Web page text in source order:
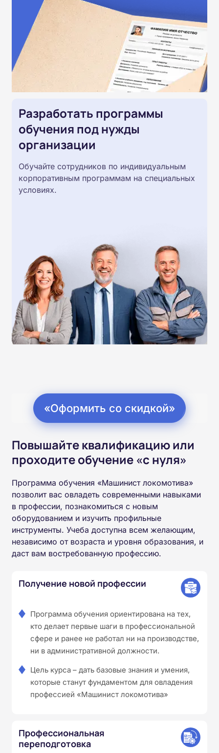
Разработать программы
обучения под нужды
организации
Обучайте сотрудников по индивидуальным
корпоративным программам на специальных
условиях.
«Оформить со скидкой»
Повышайте квалификацию или
проходите обучение «с нуля»
Программа обучения «Машинист локомотива»
позволит вас овладеть современными навыками
в профессии, познакомиться с новым
оборудованием и изучить профильные
инструменты. Учеба доступна всем желающим,
независимо от возраста и уровня образования, и
даст вам востребованную профессию.
Получение новой профессии
Программа обучения ориентирована на тех,
кто делает первые шаги в профессиональной
сфере и ранее не работал ни на производстве,
ни в административной должности.
Цель курса – дать базовые знания и умения,
которые станут фундаментом для овладения
профессией «Машинист локомотива»
Профессиональная
переподготовка